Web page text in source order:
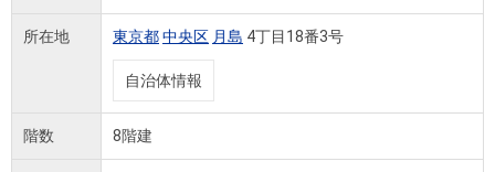
所在地 東京都中央区 月島 4丁目18番3号
自治体情報
階数 8階建